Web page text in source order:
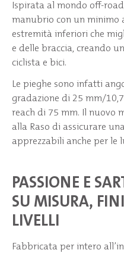
Ispirata al mondo off-
manubrio con un minimo
estremità inferiori che
e delle braccia, creando
ciclista e bici.
Le pieghe sono infatti
gradazione di 25 mm/
reach di 75 mm. Il nuovo
alla Raso di assicurare
apprezzabili anche per le
PASSIONE E
SU MISURA,
LIVELLI
Fabbricata per intero